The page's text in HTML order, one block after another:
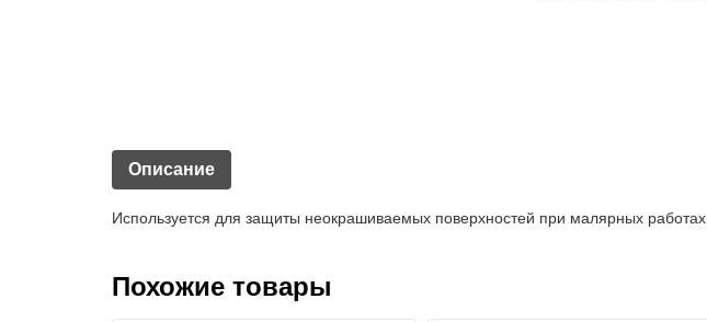
Описание
Используется для защиты неокрашиваемых поверхностей при малярных работах.
Похожие товары